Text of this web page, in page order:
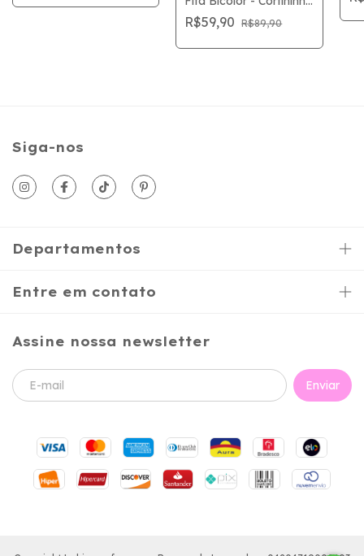
e Fio com Regulagem
Tamanho Único Preto e
R$59,90 R$89,90
Siga-nos
Departamentos
Entre em contato
Assine nossa newsletter